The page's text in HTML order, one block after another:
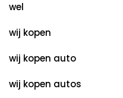
wel
wij kopen
wij kopen auto
wij kopen autos